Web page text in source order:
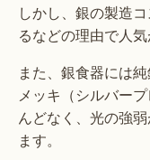
しかし、銀の製造
るなどの理由で人気
また、銀食器には
メッキ（シルバー
んどなく、光の強
ます。